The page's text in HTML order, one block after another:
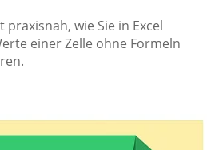
wie Sie in Excel
einer Zelle ohne Formeln